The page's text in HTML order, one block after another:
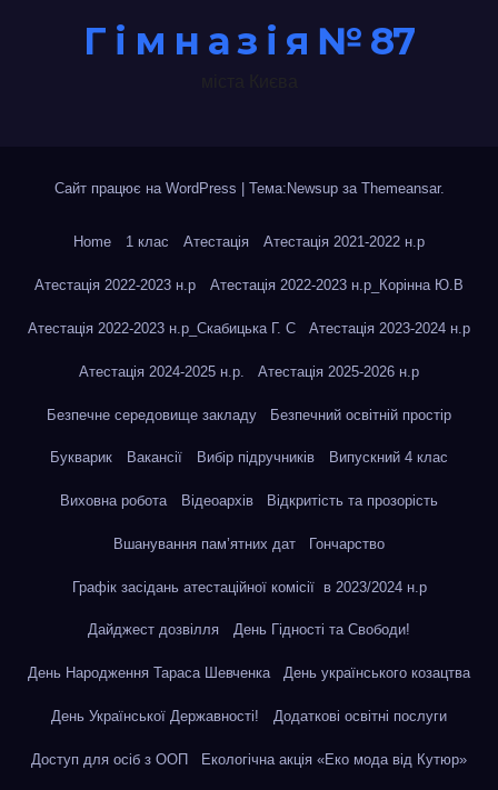
Г і м н а з і я № 87
Сайт працює на WordPress Тема:Newsup за Themeansar.
Home 1 клас Атестація Атестація 2021-2022 н.р
Атестація 2022-2023 н.р Атестація 2022-2023 н.р_Корінна Ю.В
Атестація 2022-2023 н.р_Скабицька Г. С Атестація 2023-2024 н.р
Атестація 2024-2025 н.р. Атестація 2025-2026 н.р
Безпечне середовище закладу Безпечний освітній простір
Букварик Вакансії Вибір підручників Випускний 4 клас
Виховна робота Відеоархів Відкритість та прозорість
Вшанування пам’ятних дат Гончарство
Графік засідань атестаційної комісії в 2023/2024 н.р
Дайджест дозвілля День Гідності та Свободи!
День Народження Тараса Шевченка День українського козацтва
День Української Державності! Додаткові освітні послуги
Доступ для осіб з ООП Екологічна акція «Еко мода від Кутюр»